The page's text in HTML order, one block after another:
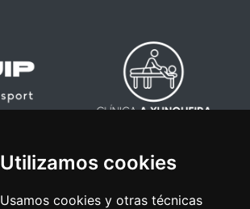
Utilizamos cookies
Usamos cookies y otras técnicas